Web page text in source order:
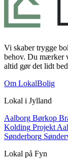
Vi skaber trygge
behov. Du mærker
altid gør det lidt
Om LokalBolig
Lokal i Jylland
Aalborg Børkop
Kolding Projekt
Sønderborg
Lokal på Fyn